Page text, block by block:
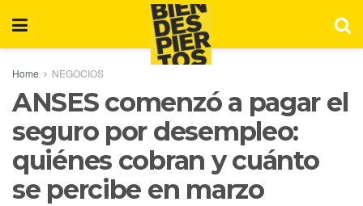
Home NEGOCIOS
ANSES comenzó a pagar el
seguro por desempleo:
quiénes cobran y cuánto
se percibe en marzo